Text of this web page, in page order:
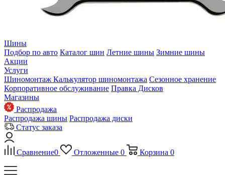
Шины
Подбор по авто Каталог шин Летние шины Зимние шины
Акции
Услуги
Шиномонтаж Калькулятор шиномонтажа Сезонное хранение
Корпоративное обслуживание Правка Дисков
Магазины
Распродажа
Распродажа шины Распродажа диски
Статус заказа
Сравнение0 Отложенные 0 Корзина 0